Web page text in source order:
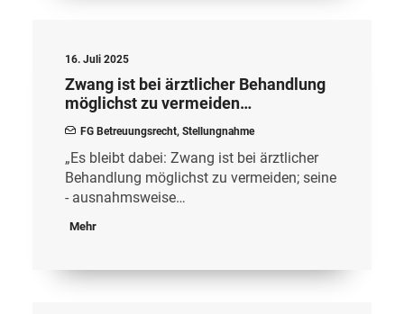
16. Juli 2025
Zwang ist bei ärztlicher Behandlung
möglichst zu vermeiden…
FG Betreuungsrecht, Stellungnahme
„Es bleibt dabei: Zwang ist bei ärztlicher
Behandlung möglichst zu vermeiden; seine
- ausnahmsweise…
Mehr